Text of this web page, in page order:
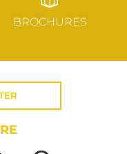
BROCHURES